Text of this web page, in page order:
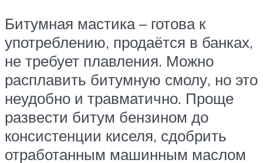
Битумная мастика – готова к
употреблению, продаётся в банках,
не требует плавления. Можно
расплавить битумную смолу, но это
неудобно и травматично. Проще
развести битум бензином до
консистенции киселя, сдобрить
отработанным машинным маслом